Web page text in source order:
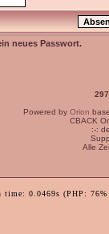
neues Passwort.
Powered by Orion
CBACK
:-:
Alle
time: 0.0469s (PHP: